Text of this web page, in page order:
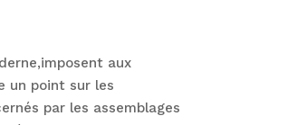
aux
un point sur les
par les assemblages